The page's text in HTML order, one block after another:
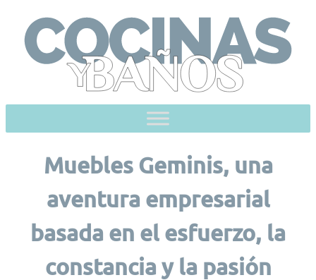
content
Muebles Geminis, una
aventura empresarial
basada en el esfuerzo, la
constancia y la pasión